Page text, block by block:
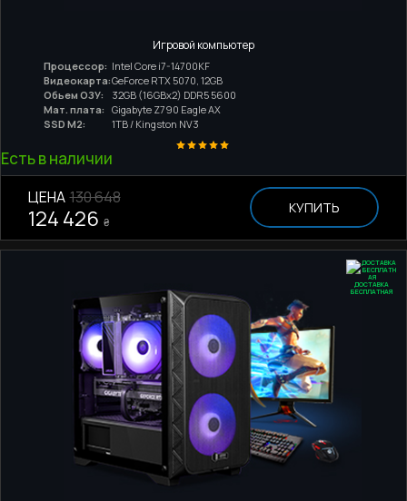
Игровой компьютер
Процессор: Intel Core i7-14700KF
Видеокарта:GeForce RTX 5070, 12GB
Обьем ОЗУ:
32GB (16GBx2) DDR5 5600
Мат. плата:
Gigabyte Z790 Eagle AX
SSD M2:
1TB / Kingston NV3
Есть в наличии
ЦЕНА 130 648
124 426 ₴
КУПИТЬ
ДОСТАВКА
БЕСПЛАТНАЯ